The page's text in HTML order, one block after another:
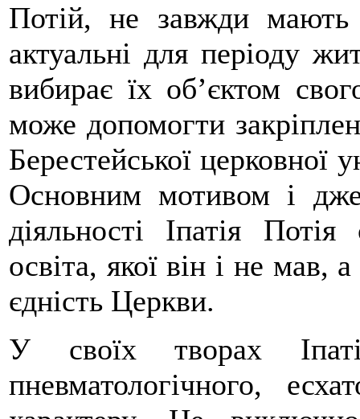
Потій, не завжди мають
актуальні для періоду
вибирає їх об’єктом
може допомогти
Берестейської церковної
Основним мотивом і
діяльності Іпатія
освіта, якої він і не мав,
єдність Церкви.
У своїх творах
пневматологічного,